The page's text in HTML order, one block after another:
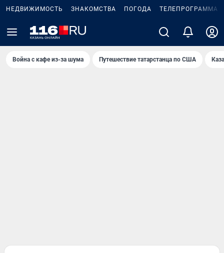
НЕДВИЖИМОСТЬ ЗНАКОМСТВА ПОГОДА ТЕЛЕПРОГРАММА
Война с кафе из-за шума Путешествие татарстанца по США